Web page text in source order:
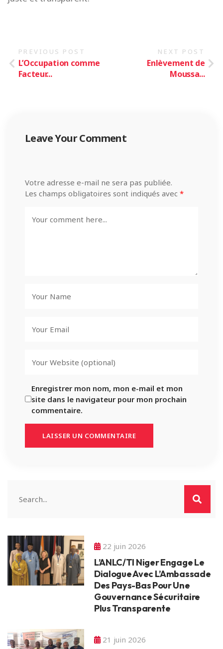
PREVIOUS POST
L’Occupation comme
Facteur...
NEXT POST
Enlèvement de
Moussa...
Leave Your Comment
Votre adresse e-mail ne sera pas publiée.
Les champs obligatoires sont indiqués avec *
Enregistrer mon nom, mon e-mail et mon
site dans le navigateur pour mon prochain
commentaire.
22 juin 2026
L’ANLC/TI Niger Engage Le
Dialogue Avec L’Ambassade
Des Pays-Bas Pour Une
Gouvernance Sécuritaire
Plus Transparente
21 juin 2026